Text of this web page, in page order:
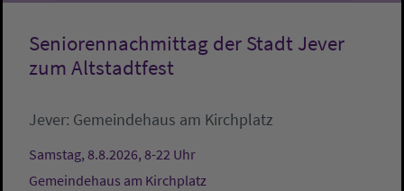
Seniorennachmittag der Stadt Jever
zum Altstadtfest
Jever: Gemeindehaus am Kirchplatz
Samstag, 8.8.2026, 8-22 Uhr
Gemeindehaus am Kirchplatz